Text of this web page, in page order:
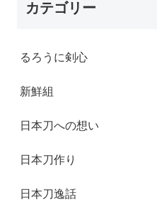
カテゴリー
るろうに剣心
新鮮組
日本刀への想い
日本刀作り
日本刀逸話